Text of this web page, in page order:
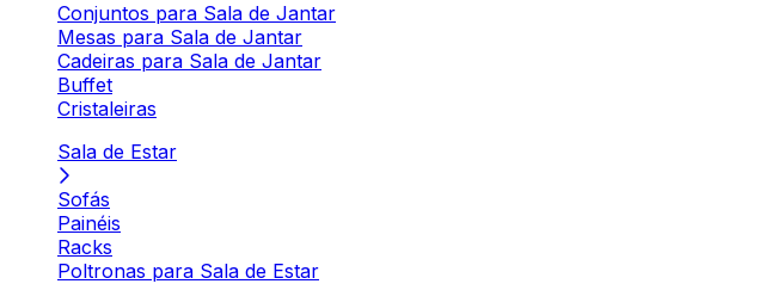
Conjuntos para Sala de Jantar
Mesas para Sala de Jantar
Cadeiras para Sala de Jantar
Buffet
Cristaleiras
Sala de Estar
Sofás
Painéis
Racks
Poltronas para Sala de Estar